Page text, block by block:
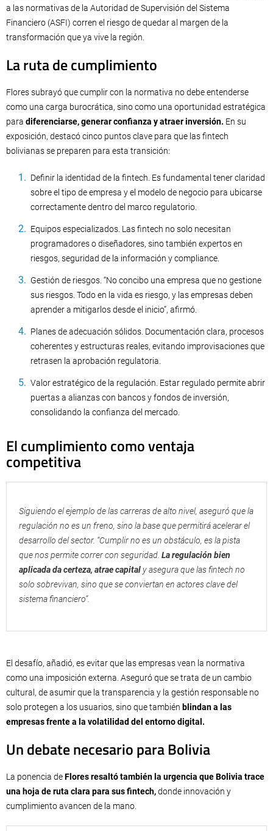
a las normativas de la Autoridad de Supervisión del Sistema
Financiero (ASFI) corren el riesgo de quedar al margen de la
transformación que ya vive la región.
La ruta de cumplimiento
Flores subrayó que cumplir con la normativa no debe entenderse
como una carga burocrática, sino como una oportunidad estratégica
para diferenciarse, generar confianza y atraer inversión. En su
exposición, destacó cinco puntos clave para que las fintech
bolivianas se preparen para esta transición:
Definir la identidad de la fintech. Es fundamental tener claridad
sobre el tipo de empresa y el modelo de negocio para ubicarse
correctamente dentro del marco regulatorio.
Equipos especializados. Las fintech no solo necesitan
programadores o diseñadores, sino también expertos en
riesgos, seguridad de la información y compliance.
Gestión de riesgos. “No concibo una empresa que no gestione
sus riesgos. Todo en la vida es riesgo, y las empresas deben
aprender a mitigarlos desde el inicio”, afirmó.
Planes de adecuación sólidos. Documentación clara, procesos
coherentes y estructuras reales, evitando improvisaciones que
retrasen la aprobación regulatoria.
Valor estratégico de la regulación. Estar regulado permite abrir
puertas a alianzas con bancos y fondos de inversión,
consolidando la confianza del mercado.
El cumplimiento como ventaja
competitiva
Siguiendo el ejemplo de las carreras de alto nivel, aseguró que la
regulación no es un freno, sino la base que permitirá acelerar el
desarrollo del sector. “Cumplir no es un obstáculo, es la pista
que nos permite correr con seguridad. La regulación bien
aplicada da certeza, atrae capital y asegura que las fintech no
solo sobrevivan, sino que se conviertan en actores clave del
sistema financiero”.
El desafío, añadió, es evitar que las empresas vean la normativa
como una imposición externa. Aseguró que se trata de un cambio
cultural, de asumir que la transparencia y la gestión responsable no
solo protegen a los usuarios, sino que también blindan a las
empresas frente a la volatilidad del entorno digital.
Un debate necesario para Bolivia
La ponencia deFlores resaltó también la urgencia que Bolivia trace
una hoja de ruta clara para sus fintech,donde innovación y
cumplimiento avancen de la mano.